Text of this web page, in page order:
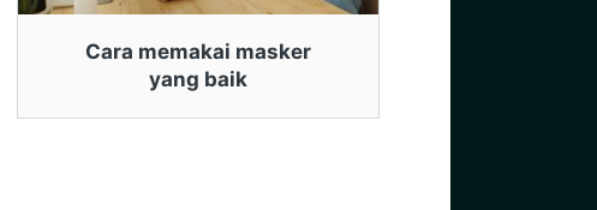
Cara memakai masker
yang baik